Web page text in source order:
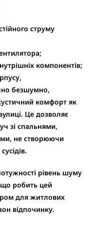
струму
компонентів;
безшумно,
комфорт як
Це дозволяє
зі спальнями,
, не створюючи
рівень шуму
що робить цей
дляжитлових
відпочинку.